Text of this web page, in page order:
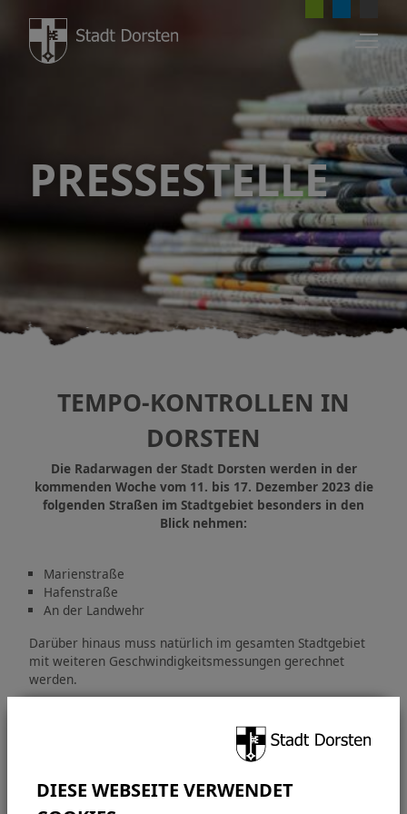
PRESSESTELLE
TEMPO-KONTROLLEN IN
DORSTEN
Die Radarwagen der Stadt Dorsten werden in der
kommenden Woche vom 11. bis 17. Dezember 2023 die
folgenden Straßen im Stadtgebiet besonders in den
Blick nehmen:
Marienstraße
Hafenstraße
An der Landwehr
Darüber hinaus muss natürlich im gesamten Stadtgebiet
mit weiteren Geschwindigkeitsmessungen gerechnet
werden.
Bürgermeisterbüro